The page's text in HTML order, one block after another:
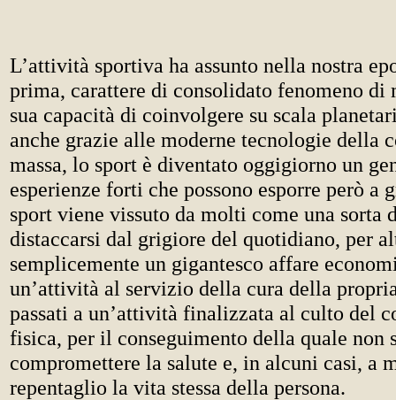
L’attività sportiva ha assunto nella nostra
prima, carattere di consolidato fenomeno di
sua capacità di coinvolgere su scala
anche grazie alle moderne tecnologie della
massa, lo sport è diventato oggigiorno un
esperienze forti che possono esporre però a
sport viene vissuto da molti come una sorta
distaccarsi dal grigiore del quotidiano, per
semplicemente un gigantesco affare
un’attività al servizio della cura della
passati a un’attività finalizzata al culto del
fisica, per il conseguimento della quale non
compromettere la salute e, in alcuni casi, a
repentaglio la vita stessa della persona.